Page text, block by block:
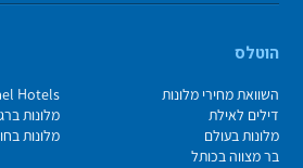
הוטלס
השוואת מחירי מלונות
Hotels
דילים לאילת
מלונות
מלונות בעולם
מלונות
בר מצווה בכותל